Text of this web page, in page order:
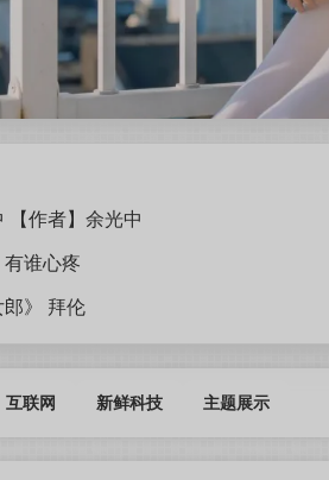
【作者】余光中
谁心疼
郎》 拜伦
互联网 新鲜科技 主题展示